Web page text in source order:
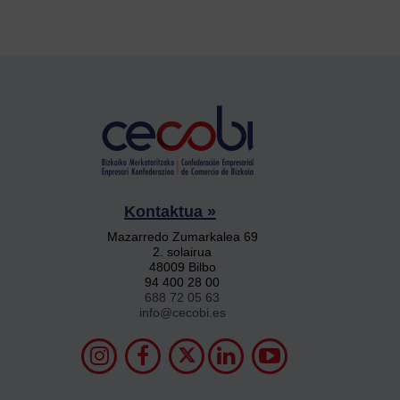
Kontaktua »
Mazarredo Zumarkalea 69
2. solairua
48009 Bilbo
94 400 28 00
688 72 05 63
info@cecobi.es